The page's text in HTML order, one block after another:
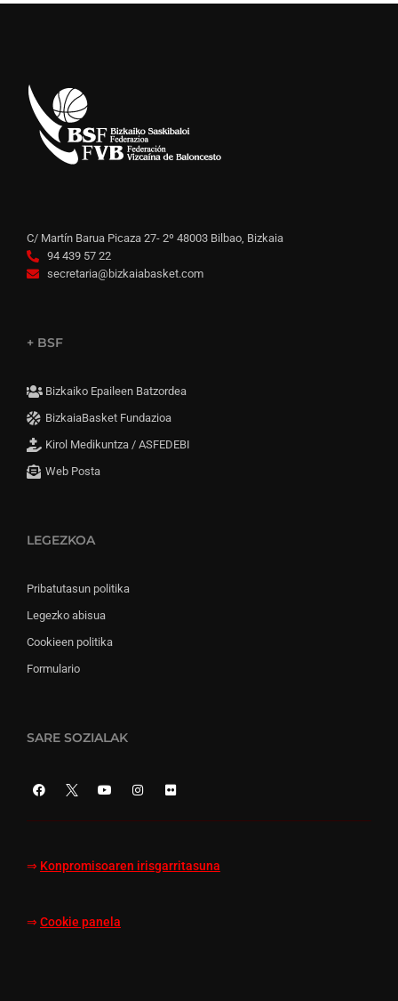
C/ Martín Barua Picaza 27- 2º 48003 Bilbao, Bizkaia
94 439 57 22
secretaria@bizkaiabasket.com
+ BSF
Bizkaiko Epaileen Batzordea
BizkaiaBasket Fundazioa
Kirol Medikuntza / ASFEDEBI
Web Posta
LEGEZKOA
Pribatutasun politika
Legezko abisua
Cookieen politika
Formulario
SARE SOZIALAK
⇒ Konpromisoaren irisgarritasuna
⇒ Cookie panela